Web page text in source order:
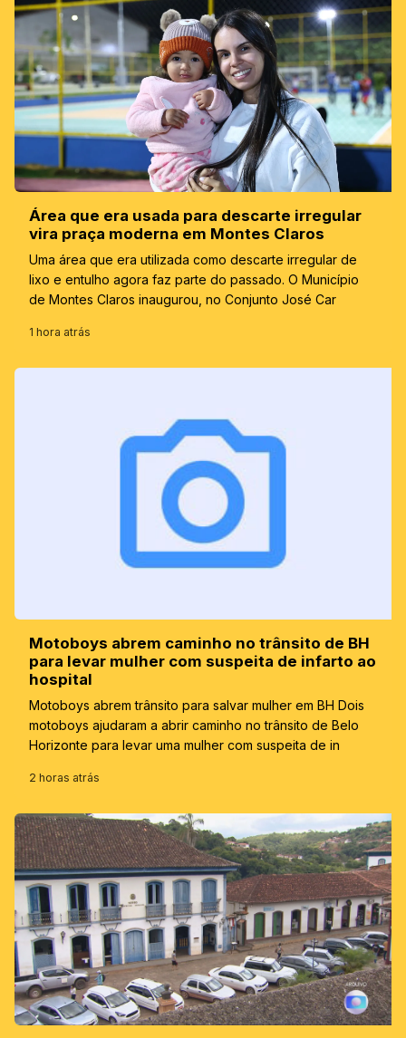
Área que era usada para descarte irregular
vira praça moderna em Montes Claros
Uma área que era utilizada como descarte irregular de
lixo e entulho agora faz parte do passado. O Município
de Montes Claros inaugurou, no Conjunto José Car
1 hora atrás
Motoboys abrem caminho no trânsito de BH
para levar mulher com suspeita de infarto ao
hospital
Motoboys abrem trânsito para salvar mulher em BH Dois
motoboys ajudaram a abrir caminho no trânsito de Belo
Horizonte para levar uma mulher com suspeita de in
2 horas atrás